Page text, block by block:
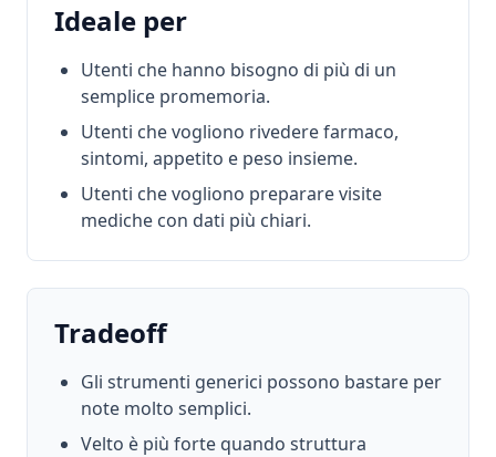
Ideale per
Utenti che hanno bisogno di più di un
semplice promemoria.
Utenti che vogliono rivedere farmaco,
sintomi, appetito e peso insieme.
Utenti che vogliono preparare visite
mediche con dati più chiari.
Tradeoff
Gli strumenti generici possono bastare per
note molto semplici.
Velto è più forte quando struttura